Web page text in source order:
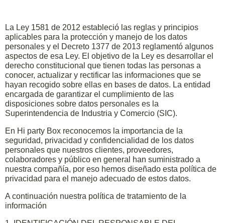
La Ley 1581 de 2012 estableció las reglas y principios
aplicables para la protección y manejo de los datos
personales y el Decreto 1377 de 2013 reglamentó algunos
aspectos de esa Ley. El objetivo de la Ley es desarrollar el
derecho constitucional que tienen todas las personas a
conocer, actualizar y rectificar las informaciones que se
hayan recogido sobre ellas en bases de datos. La entidad
encargada de garantizar el cumplimiento de las
disposiciones sobre datos personales es la
Superintendencia de Industria y Comercio (SIC).
En Hi party Box reconocemos la importancia de la
seguridad, privacidad y confidencialidad de los datos
personales que nuestros clientes, proveedores,
colaboradores y público en general han suministrado a
nuestra compañía, por eso hemos diseñado esta política de
privacidad para el manejo adecuado de estos datos.
A continuación nuestra política de tratamiento de la
información